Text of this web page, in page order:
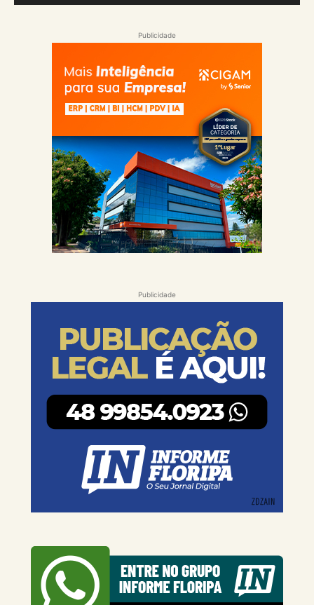
Publicidade
Publicidade